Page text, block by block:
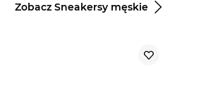
Zobacz Sneakersy męskie